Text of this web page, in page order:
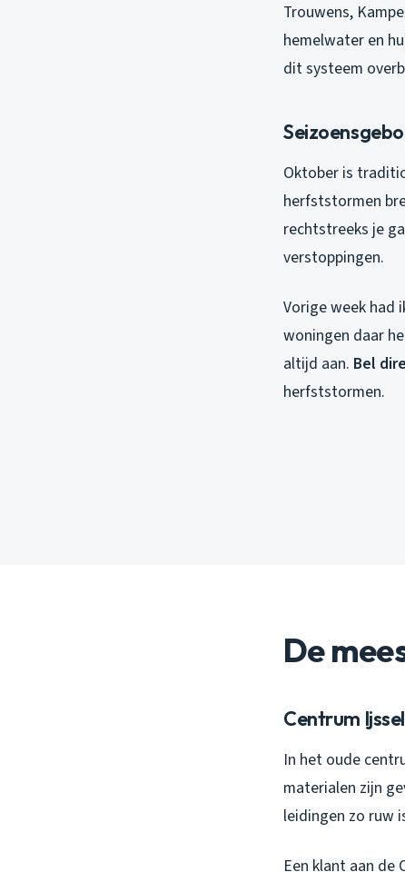
Trouwens,
hemelwater en
dit systeem
Oktober is
herfststormen
rechtstreeks je
verstoppingen.
Vorige week had
woningen daar
altijd aan. Bel
herfststormen.
De
Centrum
In het oude
materialen zijn
leidingen zo ruw
Een klant aan de